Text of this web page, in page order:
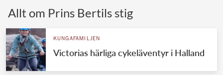
UTLÄNDSKT
Allt om Prins Bertils stig
KUNGAFAMILJEN
Victorias härliga cykeläventyr i Halland